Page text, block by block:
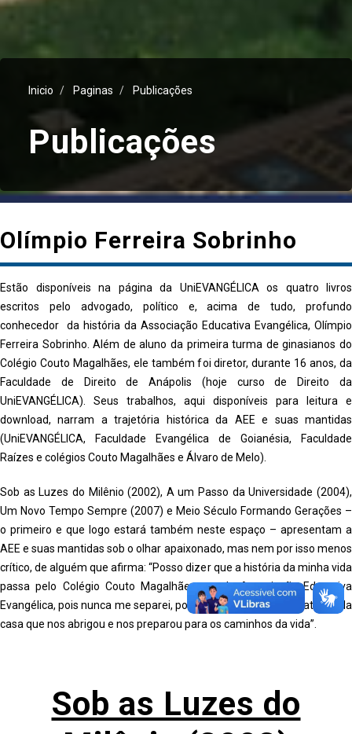
Inicio Paginas Publicações
Publicações
Olímpio Ferreira Sobrinho
Estão disponíveis na página da UniEVANGÉLICA os quatro livros
escritos pelo advogado, político e, acima de tudo, profundo
conhecedor da história da Associação Educativa Evangélica, Olímpio
Ferreira Sobrinho. Além de aluno da primeira turma de ginasianos do
Colégio Couto Magalhães, ele também foi diretor, durante 16 anos, da
Faculdade de Direito de Anápolis (hoje curso de Direito da
UniEVANGÉLICA). Seus trabalhos, aqui disponíveis para leitura e
download, narram a trajetória histórica da AEE e suas mantidas
(UniEVANGÉLICA, Faculdade Evangélica de Goianésia, Faculdade
Raízes e colégios Couto Magalhães e Álvaro de Melo).
Sob as Luzes do Milênio (2002), A um Passo da Universidade (2004),
Um Novo Tempo Sempre (2007) e Meio Século Formando Gerações –
o primeiro e que logo estará também neste espaço – apresentam a
AEE e suas mantidas sob o olhar apaixonado, mas nem por isso menos
crítico, de alguém que afirma: “Posso dizer que a história da minha vida
passa pelo Colégio Couto Magalhães e pela Associação Educativa
Evangélica, pois nunca me separei, por laços de amizade e gratidão, da
casa que nos abrigou e nos preparou para os caminhos da vida”.
Sob as Luzes do